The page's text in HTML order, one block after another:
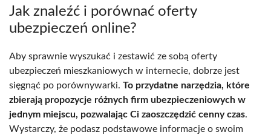
Jak znaleźć i porównać oferty
ubezpieczeń online?
Aby sprawnie wyszukać i zestawić ze sobą oferty
ubezpieczeń mieszkaniowych w internecie, dobrze jest
sięgnąć po porównywarki. To przydatne narzędzia, które
zbierają propozycje różnych firm ubezpieczeniowych w
jednym miejscu, pozwalając Ci zaoszczędzić cenny czas.
Wystarczy, że podasz podstawowe informacje o swoim